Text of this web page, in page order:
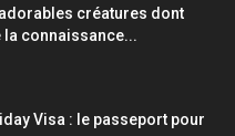
créatures dont
connaissance...
Visa : le passeport pour